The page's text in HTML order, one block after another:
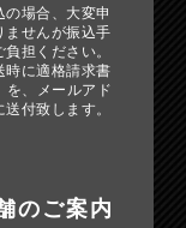
の場合、大変申
ませんが振込手
担ください。
時に適格請求書
を、メールアド
送付致します。
のご案内